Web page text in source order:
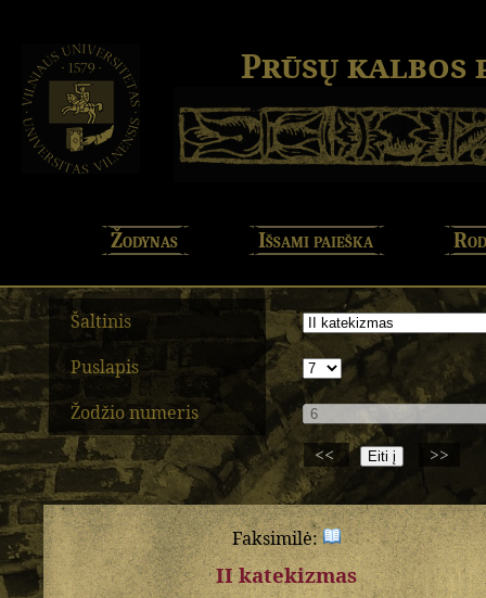
Prūsų kalbos
Žodynas Išsami paieška
Šaltinis
Puslapis
Žodžio numeris
<<
>>
Faksimilė:
II katekizmas